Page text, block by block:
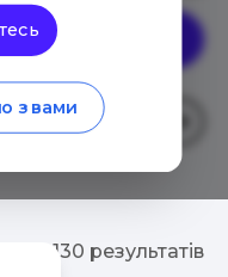
Автори
130 результатів
з вами